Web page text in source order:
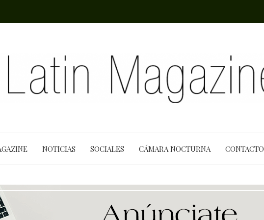
NOTICIAS SOCIALES CÁMARA NOCTURNA CONTACTO